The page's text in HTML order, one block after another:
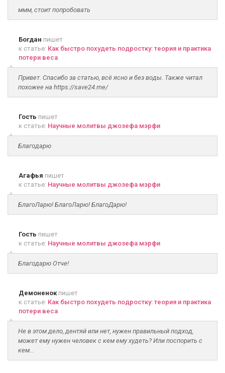
ммм, стоит попробовать
Богдан пишет
к статье: Как быстро похудеть подростку: теория и практика
потери веса
Привет. Спасибо за статью, всё ясно и без воды. Также читал
похожее на https://save24.me/
Гость пишет
к статье: Научные молитвы джозефа мэрфи
Благодарю
Агафья пишет
к статье: Научные молитвы джозефа мэрфи
БлагоЛарю! БлагоЛарю! БлагоДарю!
Гость пишет
к статье: Научные молитвы джозефа мэрфи
Благодарю Отче!
Демоненокпишет
к статье: Как быстро похудеть подростку: теория и практика
потери веса
Не в этом дело, дентяй или нет, нужен правильный подход,
может ему нужен человек с кем ему худеть? Или поспорить с
кем...